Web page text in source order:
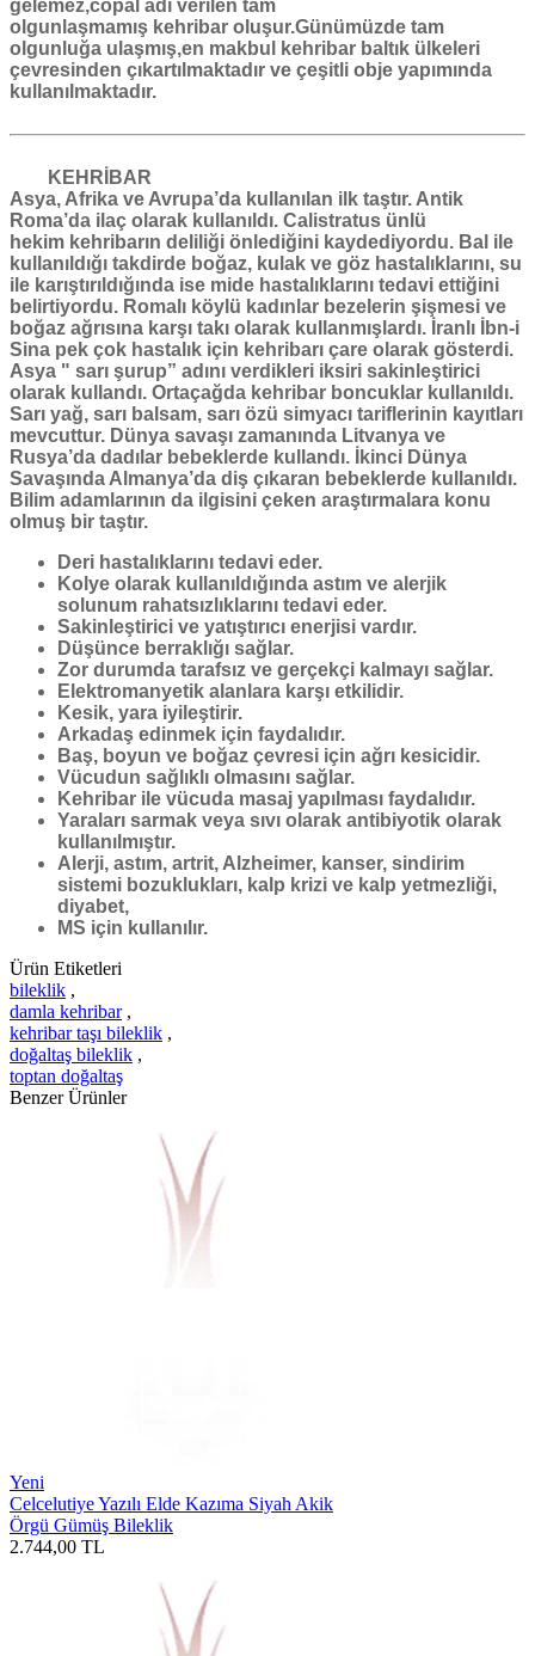
gelemez,copal adı verilen tam
olgunlaşmamış kehribar oluşur.Günümüzde tam
olgunluğa ulaşmış,en makbul
kehribar baltık ülkeleri
çevresinden çıkartılmaktadır ve çeşitli obje yapımında
kullanılmaktadır.
KEHRİBAR
Asya, Afrika ve Avrupa’da kullanılan ilk taştır. Antik
Roma’da ilaç olarak kullanıldı. Calistratus ünlü
hekim kehribarın deliliği önlediğini kaydediyordu. Bal ile
kullanıldığı takdirde boğaz, kulak ve göz hastalıklarını, su
ile karıştırıldığında ise mide hastalıklarını tedavi ettiğini
belirtiyordu. Romalı köylü kadınlar bezelerin şişmesi ve
boğaz ağrısına karşı takı olarak kullanmışlardı. İranlı İbn-i
Sina pek çok hastalık için kehribarı çare olarak gösterdi.
Asya " sarı şurup” adını verdikleri iksiri sakinleştirici
olarak kullandı. Ortaçağda kehribar boncuklar kullanıldı.
Sarı yağ, sarı balsam, sarı özü simyacı tariflerinin kayıtları
mevcuttur. Dünya savaşı zamanında Litvanya ve
Rusya’da dadılar bebeklerde kullandı. İkinci Dünya
Savaşında Almanya’da diş çıkaran bebeklerde kullanıldı.
Bilim adamlarının da ilgisini çeken araştırmalara konu
olmuş bir taştır.
Deri hastalıklarını tedavi eder.
Kolye olarak kullanıldığında astım ve alerjik
solunum rahatsızlıklarını tedavi eder.
Sakinleştirici ve yatıştırıcı enerjisi vardır.
Düşünce berraklığı sağlar.
Zor durumda tarafsız ve gerçekçi kalmayı sağlar.
Elektromanyetik alanlara karşı etkilidir.
Kesik, yara iyileştirir.
Arkadaş edinmek için faydalıdır.
Baş, boyun ve boğaz çevresi için ağrı kesicidir.
Vücudun sağlıklı olmasını sağlar.
Kehribar ile vücuda masaj yapılması faydalıdır.
Yaraları sarmak veya sıvı olarak antibiyotik olarak
kullanılmıştır.
Alerji, astım, artrit, Alzheimer, kanser, sindirim
sistemi bozuklukları, kalp krizi ve kalp yetmezliği,
diyabet,
MS için kullanılır.
Ürün Etiketleri
bileklik ,
damla kehribar ,
kehribar taşı bileklik ,
doğaltaş bileklik ,
toptan doğaltaş
Benzer Ürünler
Yeni
Celcelutiye Yazılı Elde Kazıma Siyah Akik
Örgü Gümüş Bileklik
2.744,00 TL